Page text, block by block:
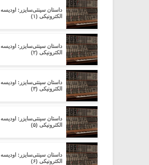
داستان سینتی‌سایزر: اودیسه
الکترونیکی (۱)
داستان سینتی‌سایزر: اودیسه
الکترونیکی (۲)
داستان سینتی‌سایزر: اودیسه
الکترونیکی (۳)
داستان سینتی‌سایزر: اودیسه
الکترونیکی (۵)
داستان سینتی‌سایزر: اودیسه
الکترونیکی (۶)